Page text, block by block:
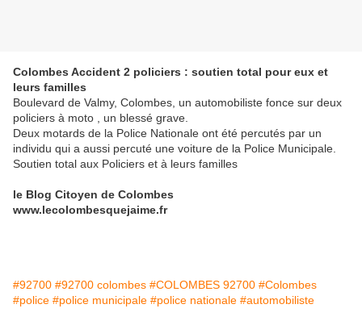
Colombes Accident 2 policiers : soutien total pour eux et
leurs familles
Boulevard de Valmy, Colombes, un automobiliste fonce sur deux
policiers à moto , un blessé grave.
Deux motards de la Police Nationale ont été percutés par un
individu qui a aussi percuté une voiture de la Police Municipale.
Soutien total aux Policiers et à leurs familles
le Blog Citoyen de Colombes
www.lecolombesquejaime.fr
#92700 #92700 colombes #COLOMBES 92700 #Colombes
#police #police municipale #police nationale #automobiliste